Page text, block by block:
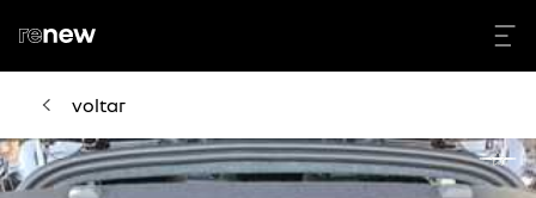
voltar